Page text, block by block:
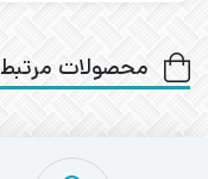
محصولات مرتبط